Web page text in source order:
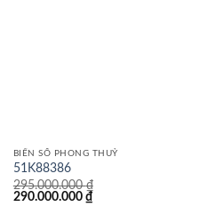
BIỂN SỐ PHONG THUỶ
51K88386
295.000.000₫
Giá
290.000.000 ₫Giá
hiện